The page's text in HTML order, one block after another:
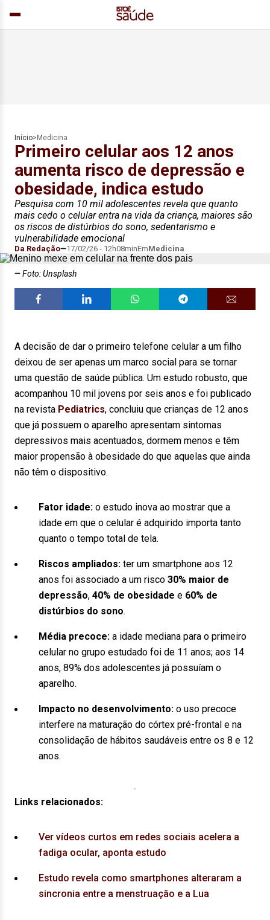
Início> Medicina
Primeiro celular aos 12 anos
aumenta risco de depressão e
obesidade, indica estudo
Pesquisa com 10 mil adolescentes revela que quanto
mais cedo o celular entra na vida da criança, maiores são
os riscos de distúrbios do sono, sedentarismo e
vulnerabilidade emocional
Da Redação 17/02/26 - 12h08minEmMedicina
Foto: Unsplash
A decisão de dar o primeiro telefone celular a um filho
deixou de ser apenas um marco social para se tornar
uma questão de saúde pública. Um estudo robusto, que
acompanhou 10 mil jovens por seis anos e foi publicado
na revista Pediatrics, concluiu que crianças de 12 anos
que já possuem o aparelho apresentam sintomas
depressivos mais acentuados, dormem menos e têm
maior propensão à obesidade do que aquelas que ainda
não têm o dispositivo.
Fator idade: o estudo inova ao mostrar que a
idade em que o celular é adquirido importa tanto
quanto o tempo total de tela.
Riscos ampliados: ter um smartphone aos 12
anos foi associado a um risco 30% maior de
depressão, 40% de obesidade e 60% de
distúrbios do sono.
Média precoce: a idade mediana para o primeiro
celular no grupo estudado foi de 11 anos; aos 14
anos, 89% dos adolescentes já possuíam o
aparelho.
Impacto no desenvolvimento: o uso precoce
interfere na maturação do córtex pré-frontal e na
consolidação de hábitos saudáveis entre os 8 e 12
anos.
Links relacionados:
Ver vídeos curtos em redes sociais acelera a
fadiga ocular, aponta estudo
Estudo revela como smartphones alteraram a
sincronia entre a menstruação e a Lua